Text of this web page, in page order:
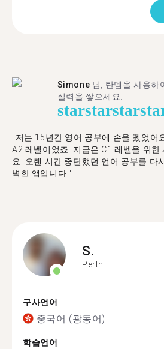
Simone 님, 탄뎀을 사용하
실력을 쌓으세요.
starstarstar
"저는 15년간 영어 공부에 손을 뗐었어
A2 레벨이었죠. 지금은 C1 레벨을 위한
요! 오랜 시간 중단했던 언어 공부를 다
벽한 앱입니다."
S.
Perth
구사언어
중국어 (광동어)
학습언어